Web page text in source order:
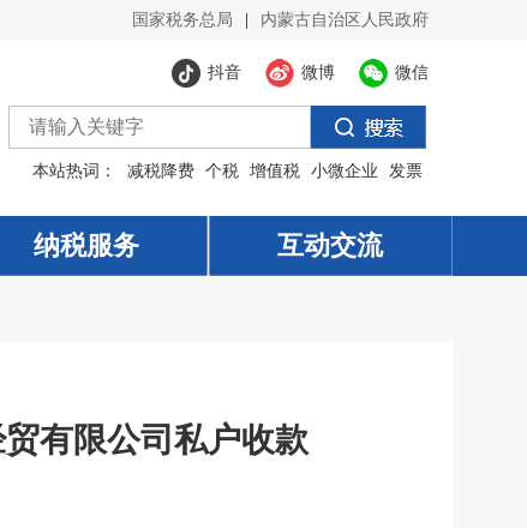
国家税务总局 内蒙古自治区人民政府
微信
微博
抖音
本站热词： 减税降费 个税 增值税 小微企业 发票
纳税服务 互动交流
纳税服务 互动交流
有限公司私户收款